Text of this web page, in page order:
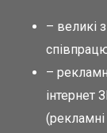
– великі
–
інтернет
(рекламні